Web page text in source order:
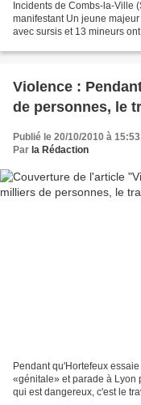
Incidents de Combs-la-Ville
manifestant Un jeune
avec sursis et 13 mineurs
Violence :
de personnes, le
Publié le 20/10/2010 à 15:53
Par la Rédaction
Pendant qu'Hortefeux
«génitale» et parade à
qui est dangereux, c'est le